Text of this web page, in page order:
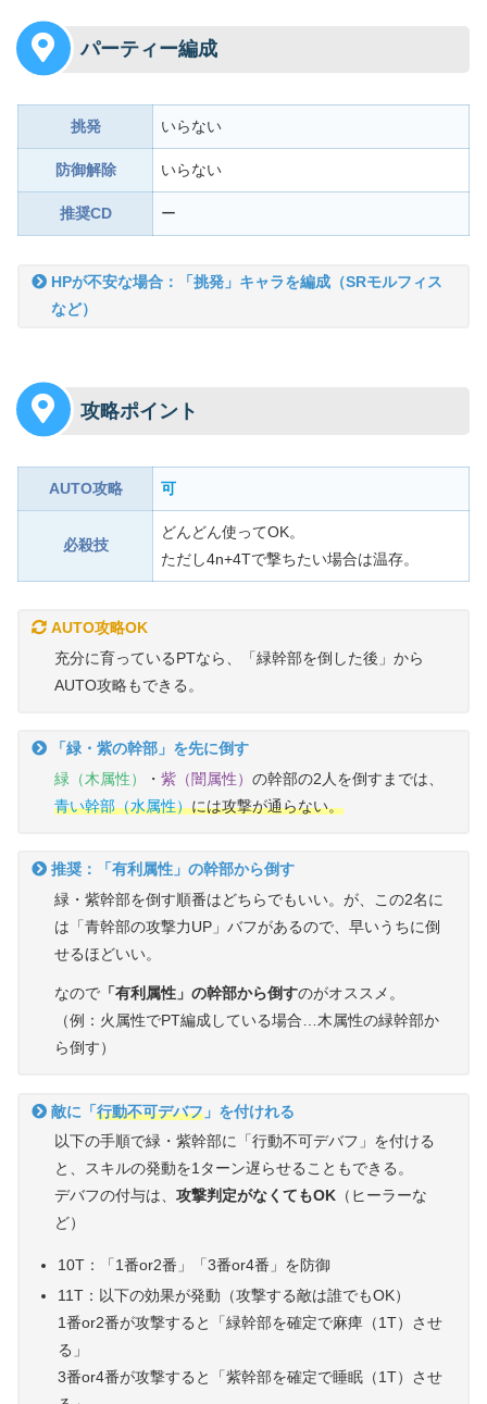
パーティー編成
挑発 いらない
防御解除 いらない
推奨CD ー
HPが不安な場合：「挑発」キャラを編成（SRモルフィス
など）
攻略ポイント
AUTO攻略 可
必殺技
どんどん使ってOK。
ただし4n+4Tで撃ちたい場合は温存。
AUTO攻略OK
充分に育っているPTなら、「緑幹部を倒した後」から
AUTO攻略もできる。
「緑・紫の幹部」を先に倒す
緑（木属性）
・紫（闇属性）の幹部の2人を倒すまでは、
青い幹部（水属性）には攻撃が通らない。
推奨：「有利属性」の幹部から倒す
緑・紫幹部を倒す順番はどちらでもいい。が、この2名に
は「青幹部の攻撃力UP」バフがあるので、早いうちに倒
せるほどいい。
なので 「有利属性」の幹部から倒すのがオススメ。
（例：火属性でPT編成している場合…木属性の緑幹部か
ら倒す）
敵に「行動不可デバフ 」を付けれる
以下の手順で緑・紫幹部に「行動不可デバフ」を付ける
と、スキルの発動を1ターン遅らせることもできる。
デバフの付与は、攻撃判定がなくてもOK （ヒーラーな
ど）
10T：「1番or2番」「3番or4番」を防御
11T：以下の効果が発動（攻撃する敵は誰でもOK）
1番or2番が攻撃すると「緑幹部を確定で麻痺（1T）させ
る」
3番or4番が攻撃すると「紫幹部を確定で睡眠（1T）させ